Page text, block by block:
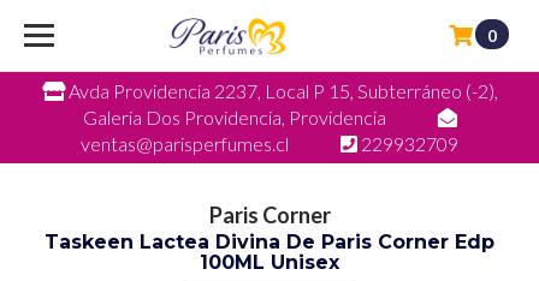
Avda Providencia 2237, Local P 15, Subterráneo (-2),
Galeria Dos Providencia, Providencia
ventas@parisperfumes.cl
229932709
0
Paris Corner
Taskeen Lactea Divina De Paris Corner Edp
100ML Unisex